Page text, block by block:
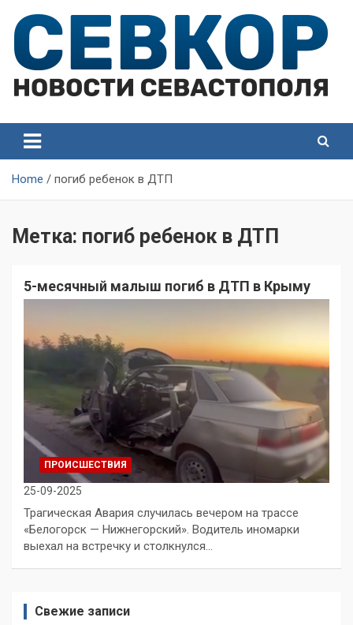
content
Севастополя
Севастополя
Home погиб ребенок в ДТП
Метка: погиб ребенок в ДТП
5-месячный малыш погиб в ДТП в Крыму
ПРОИСШЕСТВИЯ
25-09-2025
Трагическая Авария случилась вечером на трассе
«Белогорск — Нижнегорский». Водитель иномарки
выехал на встречку и столкнулся…
Свежие записи